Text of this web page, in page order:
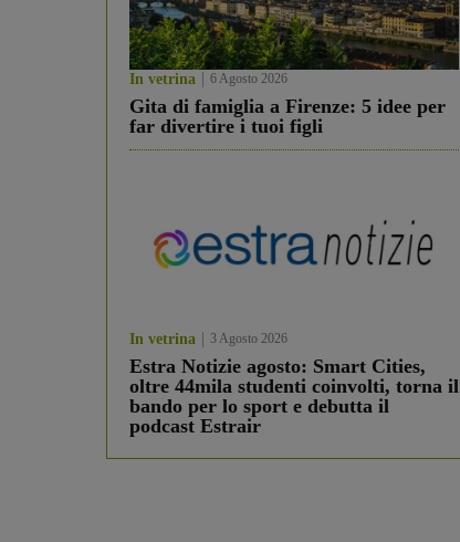
In vetrina 6 Agosto 2026
Gita di famiglia a Firenze: 5 idee per
far divertire i tuoi figli
In vetrina 3 Agosto 2026
Estra Notizie agosto: Smart Cities,
oltre 44mila studenti coinvolti, torna il
bando per lo sport e debutta il
podcast Estrair